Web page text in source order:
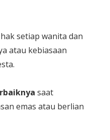
setiap wanita dan
atau kebiasaan
saat
emas atau berlian